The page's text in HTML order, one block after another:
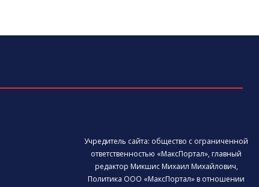
Учредитель сайта: общество с ограниченной
ответственностью «МаксПортал», главный
редактор Микшис Михаил Михайлович,
Политика ООО «МаксПортал» в отношении